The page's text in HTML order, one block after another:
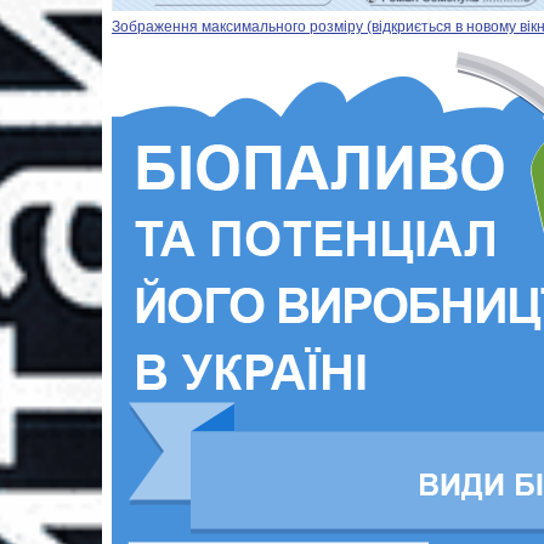
Зображення максимального розміру (відкриється в новому